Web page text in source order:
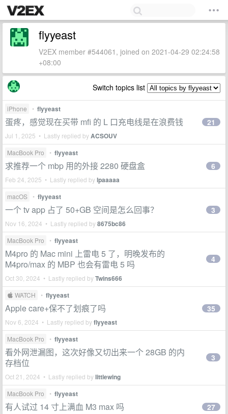
flyyeast
V2EX member #544061, joined on 2021-04-29 02:24:58
+08:00
Switch topics list
iPhone • flyyeast
蛋疼，感觉现在买带 mfi 的 L 口充电线是在浪费钱
Jul 1, 2025 • Lastly replied byACSOUV
21
MacBook Pro • flyyeast
求推荐一个 mbp 用的外接 2280 硬盘盒
Feb 24, 2025 • Lastly replied bylpaaaaa
6
macOS • flyyeast
一个 tv app 占了 50+GB 空间是怎么回事？
Nov 16, 2024 • Lastly replied by8675bc86
3
MacBook Pro • flyyeast
M4pro 的 Mac mini 上雷电 5 了，明晚发布的
M4pro/max 的 MBP 也会有雷电 5 吗
Oct 30, 2024 • Lastly replied byTwins666
4
 WATCH • flyyeast
Apple care+保不了划痕了吗
Nov 6, 2024 • Lastly replied byflyyeast
35
MacBook Pro • flyyeast
看外网泄漏图，这次好像又切出来一个 28GB 的内
存档位
Oct 21, 2024 • Lastly replied bylittlewing
3
MacBook Pro • flyyeast
有人试过 14 寸上满血 M3 max 吗 27